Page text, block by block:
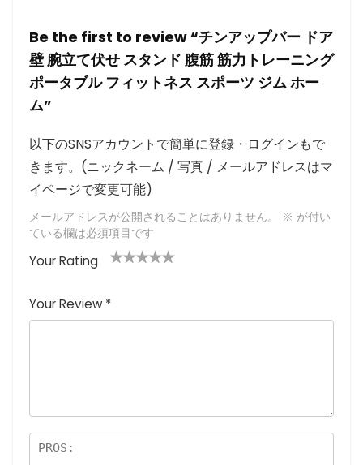
Be the first to review “チンアップバー ドア
壁 腕立て伏せ スタンド 腹筋 筋力トレーニング
ポータブル フィットネス スポーツ ジム ホー
ム”
以下のSNSアカウントで簡単に登録・ログインもで
きます。(ニックネーム / 写真 / メールアドレスはマ
イページで変更可能)
メールアドレスが公開されることはありません。 ※ が付い
ている欄は必須項目です
Your Rating
つ
星
価
星
(最
(最高
評価:
(最高評
価: 5つ
高評価: 5
つ星)
Your Review *